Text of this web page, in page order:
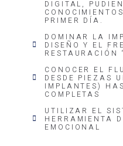
DIGITAL,
PRIMER DÍA.
DOMINAR LA
DISEÑO Y EL
RESTAURACIÓN
CONOCER EL
DESDE PIEZAS
IMPLANTES)
COMPLETAS
UTILIZAR EL
HERRAMIENTA
EMOCIONAL